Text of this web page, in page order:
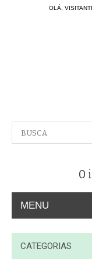
OLÁ,
0
MENU
A EMPRESA
CONTATO
CATEGORIAS